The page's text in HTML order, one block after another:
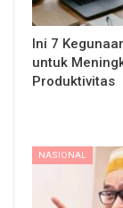
Ini 7
untuk
Produktivitas
NASIONAL